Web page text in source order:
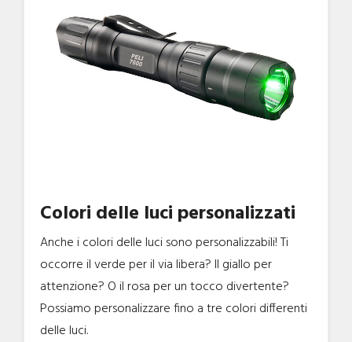
Colori delle luci personalizzati
Anche i colori delle luci sono personalizzabili! Ti
occorre il verde per il via libera? Il giallo per
attenzione? O il rosa per un tocco divertente?
Possiamo personalizzare fino a tre colori differenti
delle luci.